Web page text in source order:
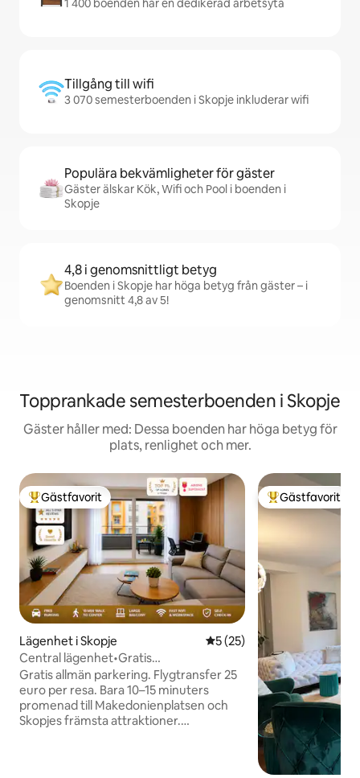
1 400 boenden har en dedikerad arbetsyta
Tillgång till wifi
3 070 semesterboenden i Skopje inkluderar wifi
Populära bekvämligheter för gäster
Gäster älskar Kök, Wifi och Pool i boenden i
Skopje
4,8 i genomsnittligt betyg
Boenden i Skopje har höga betyg från gäster – i
genomsnitt 4,8 av 5!
Topprankade semesterboenden i Skopje
Gäster håller med: Dessa boenden har höga betyg för
plats, renlighet och mer.
Populär gästfavorit
Gästfavorit
Lägenhet i Skopje 5 av 5 i genomsnittligt
5 (25)
Central lägenhet•Gratis
parkering•Balkong•Gångväg till centrum
Gratis allmän parkering. Flygtransfer 25
euro per resa. Bara 10–15 minuters
promenad till Makedonienplatsen och
Skopjes främsta attraktioner.
Populär
Gästfavorit